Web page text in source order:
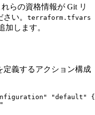
らの資格情報が Git リ
い。 terraform.tfvars
加します。
定義するアクション構成
"default" {